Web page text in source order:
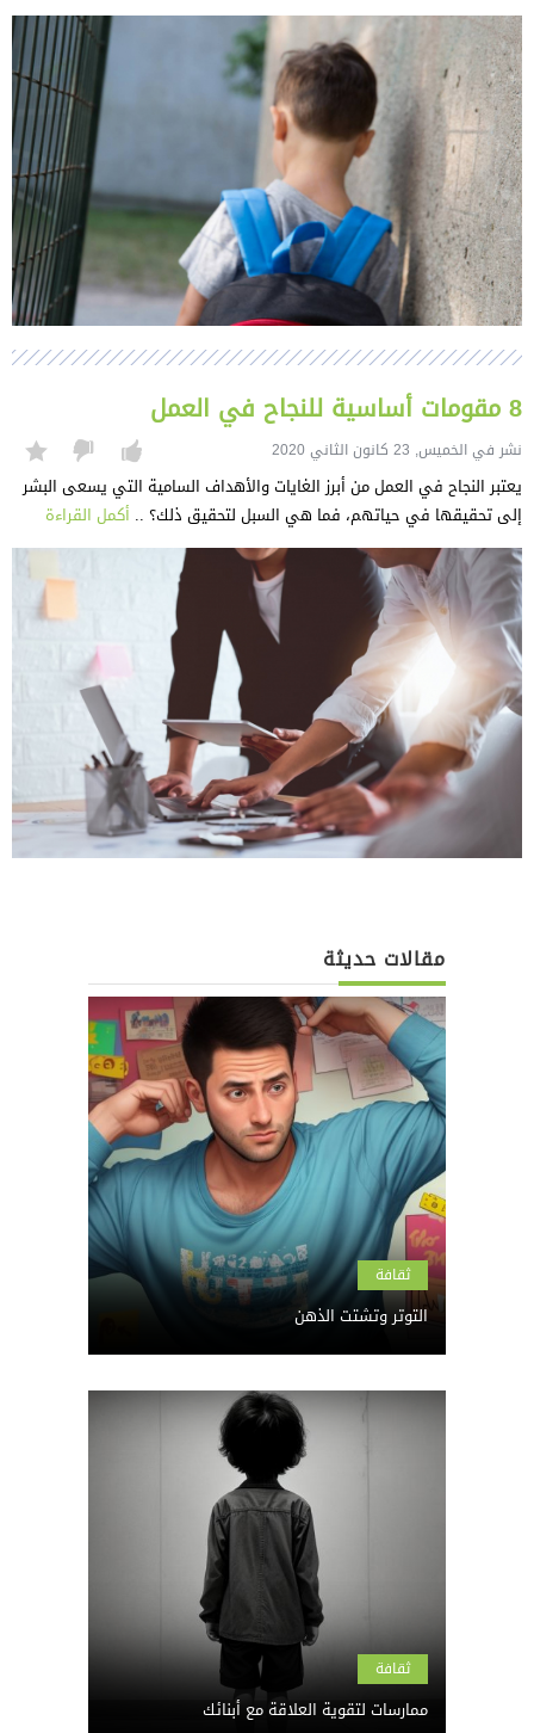
8 مقومات أساسية للنجاح في العمل
نشر في الخميس, 23 كانون الثاني 2020
يعتبر النجاح في العمل من أبرز الغايات والأهداف السامية التي يسعى البشر
إلى تحقيقها في حياتهم، فما هي السبل لتحقيق ذلك؟ .. أكمل القراءة
مقالات حديثة
ثقافة
التوتر وتشتت الذهن
ثقافة
ممارسات لتقوية العلاقة مع أبنائك